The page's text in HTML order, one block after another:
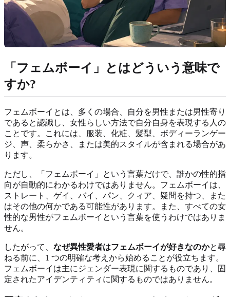
「フェムボーイ」とはどういう意味で
すか?
フェムボーイとは、多くの場合、自分を男性または男性寄り
であると認識し、女性らしい方法で自分自身を表現する人の
ことです。これには、服装、化粧、髪型、ボディーランゲー
ジ、声、柔らかさ、または美的スタイルが含まれる場合があ
ります。
ただし、「フェムボーイ」という言葉だけで、誰かの性的指
向が自動的にわかるわけではありません。フェムボーイは、
ストレート、ゲイ、バイ、パン、クィア、疑問を持つ、また
はその他の何かである可能性があります。また、すべての女
性的な男性がフェムボーイという言葉を使うわけではありま
せん。
したがって、 なぜ異性愛者はフェムボーイが好きなのかと尋
ねる前に、1 つの明確な考えから始めることが役立ちます。
フェムボーイは主にジェンダー表現に関するものであり、固
定されたアイデンティティに関するものではありません。